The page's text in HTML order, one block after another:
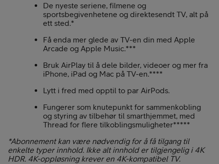
De nyeste seriene, filmene og
sportsbegivenhetene og direktesendt TV, alt på
ett sted.*
Få enda mer glede av TV-en din med Apple
Arcade og Apple Music.***
Bruk AirPlay til å dele bilder, videoer og mer fra
iPhone, iPad og Mac på TV-en.****
Lytt i fred med opptil to par AirPods.
Fungerer som knutepunkt for sammenkobling
og styring av tilbehør til smarthjemmet, med
Thread for flere tilkoblingsmuligheter*****
*Abonnement kan være nødvendig for å få tilgang til
enkelte typer innhold. Ikke alt innhold er tilgjengelig i 4K
HDR. 4K-oppløsning krever en 4K-kompatibel TV.